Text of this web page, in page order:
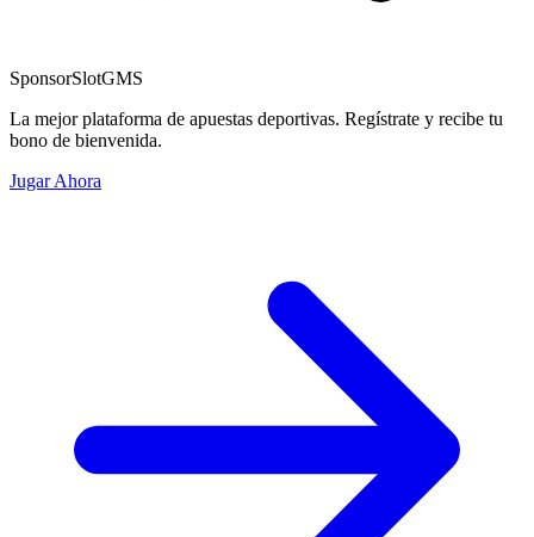
SponsorSlotGMS
La mejor plataforma de apuestas deportivas. Regístrate y recibe tu
bono de bienvenida.
Jugar Ahora